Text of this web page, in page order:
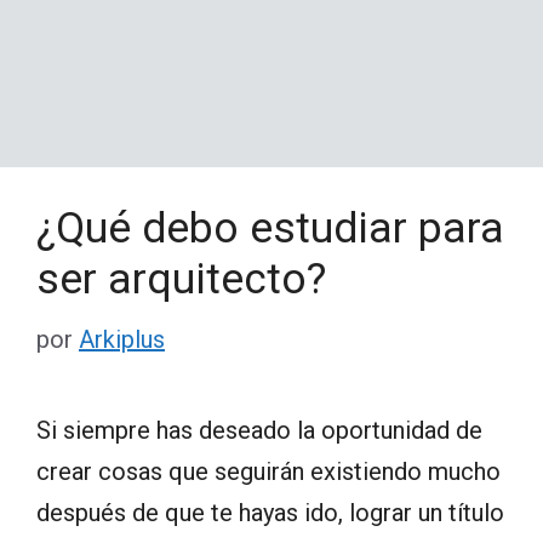
¿Qué debo estudiar para
ser arquitecto?
por Arkiplus
Si siempre has deseado la oportunidad de
crear cosas que seguirán existiendo mucho
después de que te hayas ido, lograr un título